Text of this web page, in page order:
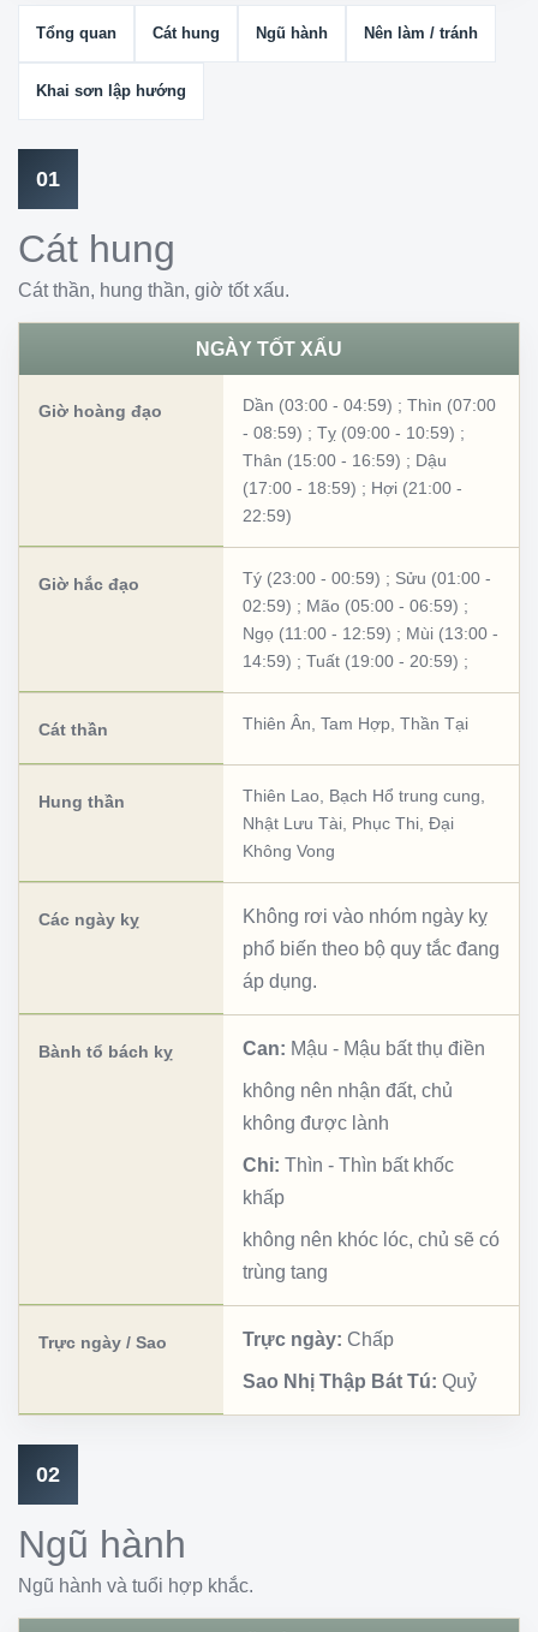
Tổng quan Cát hung Ngũ hành Nên làm / tránh
Khai sơn lập hướng
01
Cát hung
Cát thần, hung thần, giờ tốt xấu.
NGÀY TỐT XẤU
Giờ hoàng đạo Dần (03:00 - 04:59) ; Thìn (07:00
- 08:59) ; Tỵ (09:00 - 10:59) ;
Thân (15:00 - 16:59) ; Dậu
(17:00 - 18:59) ; Hợi (21:00 -
22:59)
Giờ hắc đạo Tý (23:00 - 00:59) ; Sửu (01:00 -
02:59) ; Mão (05:00 - 06:59) ;
Ngọ (11:00 - 12:59) ; Mùi (13:00 -
14:59) ; Tuất (19:00 - 20:59) ;
Cát thần Thiên Ân Tam Hợp Thần Tại
Hung thần Thiên Lao Bạch Hổ trung cung
Nhật Lưu Tài Phục Thi Đại
Không Vong
Các ngày kỵ
Không rơi vào nhóm ngày kỵ
phổ biến theo bộ quy tắc đang
áp dụng.
Bành tổ bách kỵ Can: Mậu - Mậu bất thụ điền
không nên nhận đất, chủ
không được lành
Chi: Thìn - Thìn bất khốc
khấp
không nên khóc lóc, chủ sẽ có
trùng tang
Trực ngày / Sao Trực ngày: Chấp
Sao Nhị Thập Bát Tú: Quỷ
02
Ngũ hành
Ngũ hành và tuổi hợp khắc.